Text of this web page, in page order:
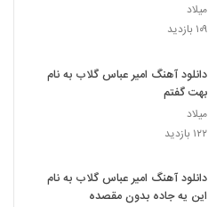
میلاد
۱۰۹ بازدید
دانلود آهنگ امیر عباس گلاب به نام
بهت گفتم
میلاد
۱۲۲ بازدید
دانلود آهنگ امیر عباس گلاب به نام
این یه جاده بدون مقصده